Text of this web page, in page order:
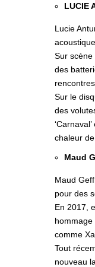
LUCIE
Lucie
Sur
des
Sur le
des
chaleur
Maud
Maud
pour des
En 2017,
comme
Tout
nouveau